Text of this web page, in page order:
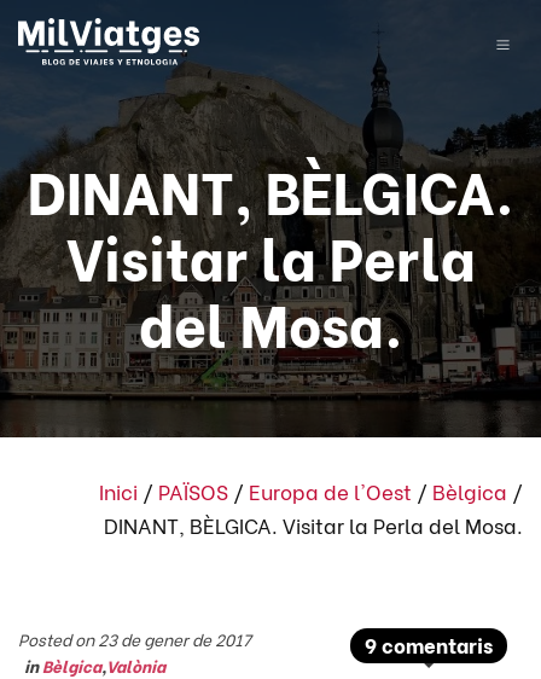
DINANT, BÈLGICA.
Visitar la Perla
del Mosa.
Inici / PAÏSOS / Europa de l'Oest / Bèlgica /
DINANT, BÈLGICA. Visitar la Perla del Mosa.
9 comentaris
Posted on 23 de gener de 2017
inBèlgica,Valònia